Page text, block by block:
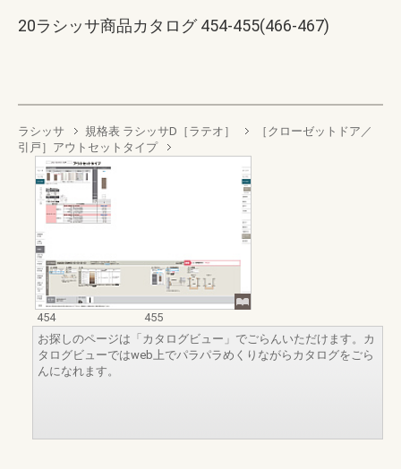
20ラシッサ商品カタログ 454-455(466-467)
ラシッサ 規格表 ラシッサD［ラテオ］
［クローゼットドア／
引戸］アウトセットタイプ
454
455
お探しのページは「カタログビュー」でごらんいただけます。カ
タログビューではweb上でパラパラめくりながらカタログをごら
んになれます。